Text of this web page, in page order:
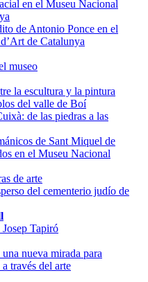
en el Museu Nacional
de Antonio Ponce en el
de Catalunya
museo
la escultura y la pintura
del valle de Boí
de las piedras a las
de Sant Miquel de
en el Museu Nacional
de arte
del cementerio judío de
Josep Tapiró
nueva mirada para
través del arte